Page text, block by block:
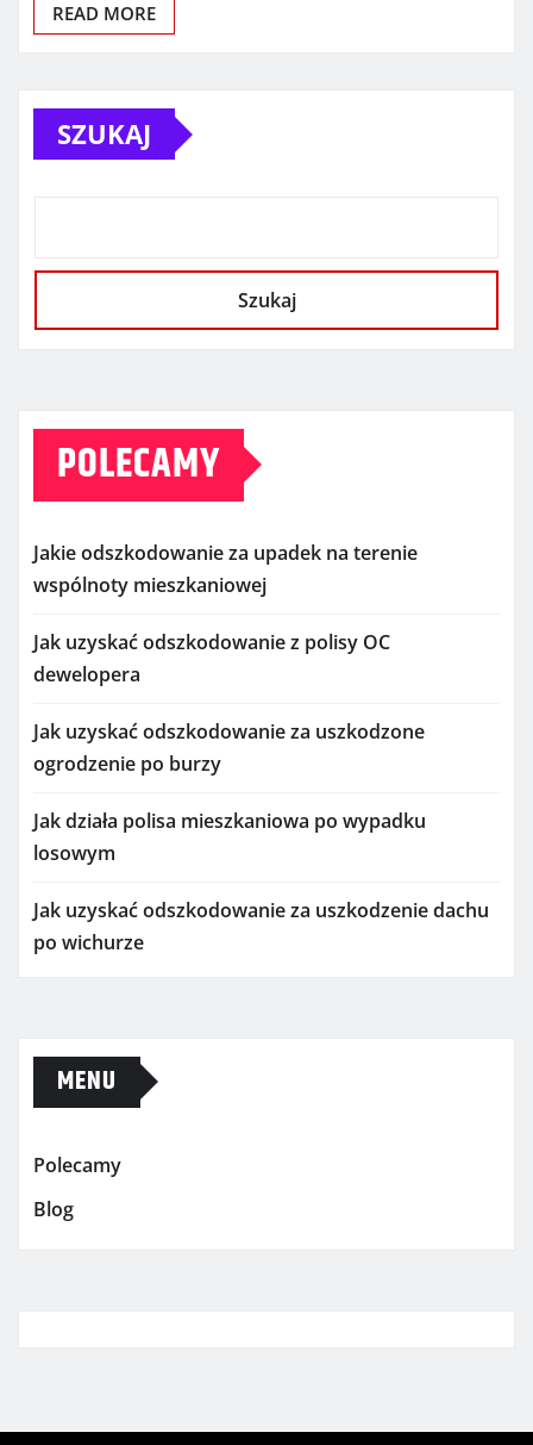
READ MORE
SZUKAJ
Szukaj
POLECAMY
Jakie odszkodowanie za upadek na terenie
wspólnoty mieszkaniowej
Jak uzyskać odszkodowanie z polisy OC
dewelopera
Jak uzyskać odszkodowanie za uszkodzone
ogrodzenie po burzy
Jak działa polisa mieszkaniowa po wypadku
losowym
Jak uzyskać odszkodowanie za uszkodzenie dachu
po wichurze
MENU
Polecamy
Blog